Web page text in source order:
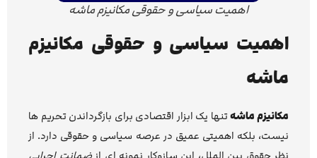
اهمیت سیاسی و حقوقی مکانیزم ماشه
اهمیت سیاسی و حقوقی مکانیزم
ماشه
مکانیزم ماشهتنها یک ابزار اقتصادی برای بازگرداندن تحریم ها
نیست، بلکه اهمیتی عمیق در عرصه سیاسی و حقوقی دارد. از